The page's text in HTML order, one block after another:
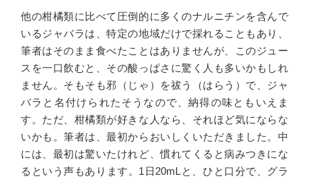
他の柑橘類に比べて圧倒的に多くのナルニチンを含んで
いるジャバラは、特定の地域だけで採れることもあり、
筆者はそのまま食べたことはありませんが、このジュー
スを一口飲むと、その酸っぱさに驚く人も多いかもしれ
ません。そもそも邪（じゃ）を祓う（はらう）で、ジャ
バラと名付けられたそうなので、納得の味ともいえま
す。ただ、柑橘類が好きな人なら、それほど気にならな
いかも。筆者は、最初からおいしくいただきました。中
には、最初は驚いたけれど、慣れてくると病みつきにな
るという声もあります。1日20mLと、ひと口分で、グラ